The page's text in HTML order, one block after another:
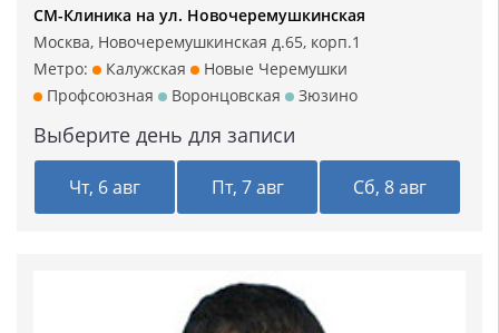
СМ-Клиника на ул. Новочеремушкинская
Москва, Новочеремушкинская д.65, корп.1
Метро:
Калужская
Новые Черемушки
Профсоюзная
Воронцовская Зюзино
Выберите день для записи
Чт, 6 авг Пт, 7 авг Сб, 8 авг